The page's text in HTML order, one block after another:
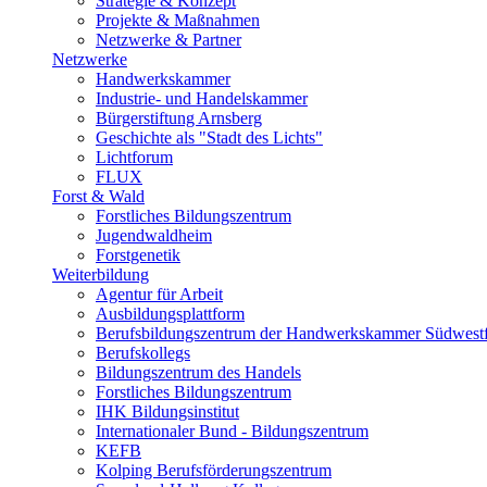
Projekte & Maßnahmen
Netzwerke & Partner
Netzwerke
Handwerkskammer
Industrie- und Handelskammer
Bürgerstiftung Arnsberg
Geschichte als "Stadt des Lichts"
Lichtforum
FLUX
Forst & Wald
Forstliches Bildungszentrum
Jugendwaldheim
Forstgenetik
Weiterbildung
Agentur für Arbeit
Ausbildungsplattform
Berufsbildungszentrum der Handwerkskammer
Berufskollegs
Bildungszentrum des Handels
Forstliches Bildungszentrum
IHK Bildungsinstitut
Internationaler Bund - Bildungszentrum
KEFB
Kolping Berufsförderungszentrum